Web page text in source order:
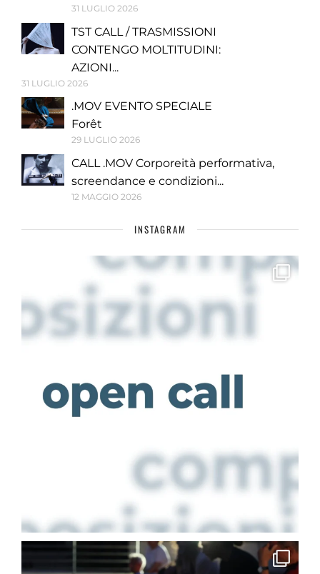
31 LUGLIO 2026
TST CALL / TRASMISSIONI
CONTENGO MOLTITUDINI:
AZIONI...
31 LUGLIO 2026
.MOV EVENTO SPECIALE
Forêt
29 LUGLIO 2026
CALL .MOV Corporeità performativa,
screendance e condizioni...
12 MAGGIO 2026
INSTAGRAM